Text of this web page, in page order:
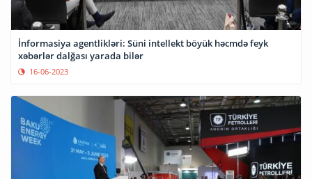
İnformasiya agentlikləri: Süni intellekt böyük həcmdə feyk
xəbərlər dalğası yarada bilər
16-06-2023